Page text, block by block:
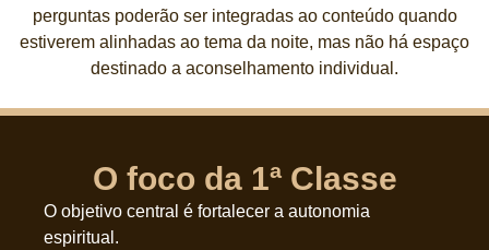
perguntas poderão ser integradas ao conteúdo quando
estiverem alinhadas ao tema da noite, mas não há espaço
destinado a aconselhamento individual.
O foco da 1ª Classe
O objetivo central é fortalecer a autonomia
espiritual.